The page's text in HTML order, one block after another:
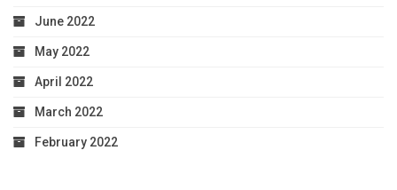
June 2022
May 2022
April 2022
March 2022
February 2022